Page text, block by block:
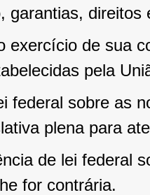
garantias,
exercício de sua
pela
federal sobre as
plena para
de lei federal
for contrária.